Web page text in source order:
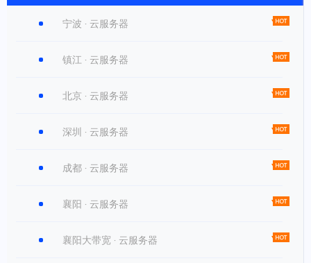
宁波 · 云服务器
镇江 · 云服务器
北京 · 云服务器
深圳 · 云服务器
成都 · 云服务器
襄阳 · 云服务器
襄阳大带宽 · 云服务器